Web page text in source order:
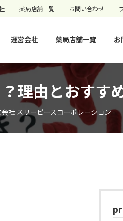
薬局店舗一覧 お問い合わせ
運営会社 薬局店舗一覧 お
理由とおすす
社 スリーピースコーポレーション